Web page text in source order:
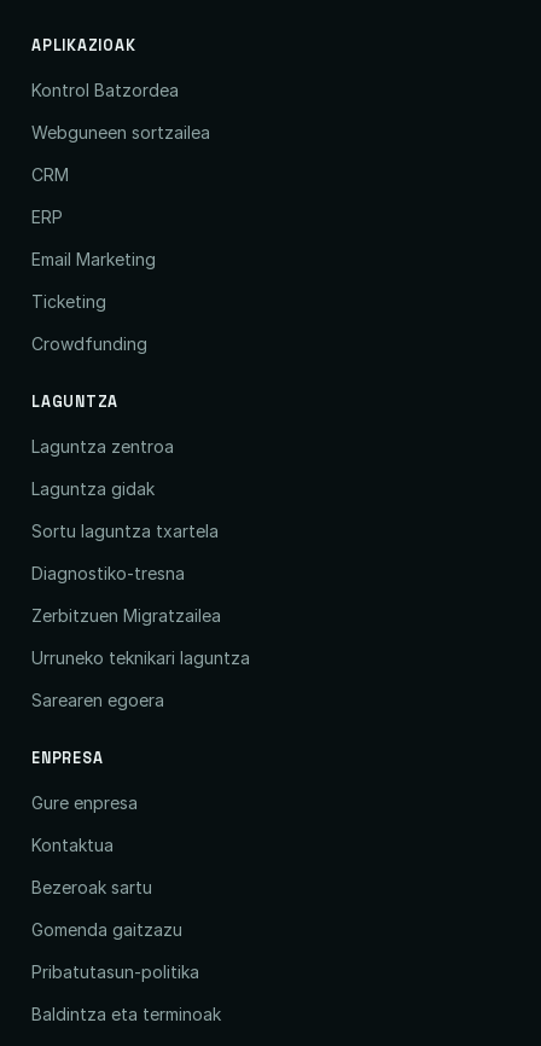
APLIKAZIOAK
Kontrol Batzordea
Webguneen sortzailea
CRM
ERP
Email Marketing
Ticketing
Crowdfunding
LAGUNTZA
Laguntza zentroa
Laguntza gidak
Sortu laguntza txartela
Diagnostiko-tresna
Zerbitzuen Migratzailea
Urruneko teknikari laguntza
Sarearen egoera
ENPRESA
Gure enpresa
Kontaktua
Bezeroak sartu
Gomenda gaitzazu
Pribatutasun-politika
Baldintza eta terminoak